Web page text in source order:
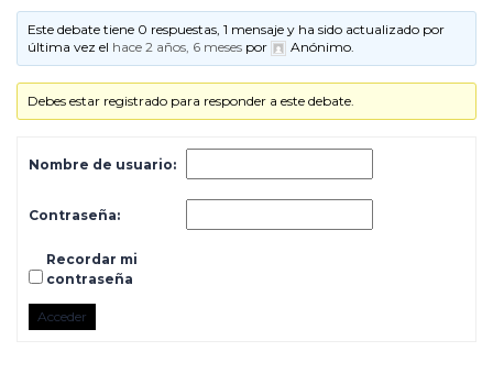
Este debate tiene 0 respuestas, 1 mensaje y ha sido actualizado por
última vez el hace 2 años, 6 meses por Anónimo.
Debes estar registrado para responder a este debate.
Nombre de usuario:
Contraseña:
Recordar mi
contraseña
Acceder